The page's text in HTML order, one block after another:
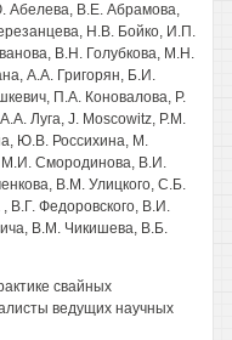
Абелева, В.Е. Абрамова,
Н.В. Бойко, И.П.
B.H. Голубкова, М.Н.
A.A. Григорян, Б.И.
П.А. Коновалова, P.
Луга, J. Moscowitz, P.M.
Ю.В. Россихина, M.
М.И. Смородинова, В.И.
В.М. Улицкого, С.Б.
Федоровского, В.И.
В.М. Чикишева, В.Б.
свайных
ведущих научных